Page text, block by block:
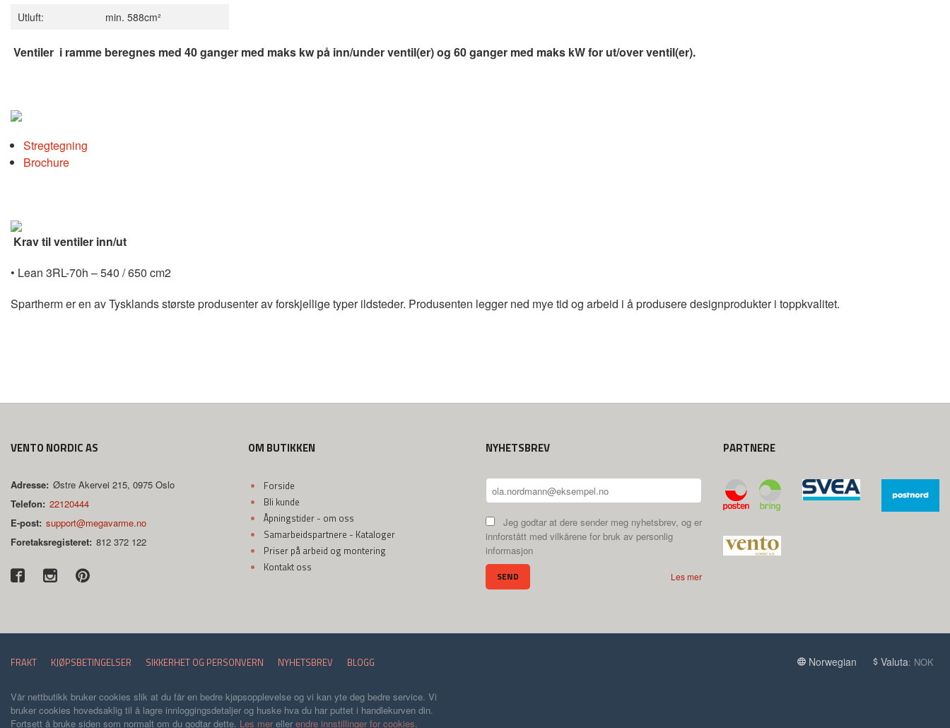
Utluft:
min. 588cm²
Ventiler i ramme beregnes med 40 ganger med maks kw på inn/under ventil(er) og 60 ganger med maks kW for ut/over ventil(er).
Stregtegning
Brochure
Krav til ventiler inn/ut
• Lean 3RL-70h – 540 / 650 cm2
Spartherm er en av Tysklands største produsenter av forskjellige typer ildsteder. Produsenten legger ned mye tid og arbeid i å produsere designprodukter i toppkvalitet.
VENTO NORDIC AS
Adresse: Østre Akervei 215, 0975 Oslo
Telefon: 22120444
E-post: support@megavarme.no
Foretaksregisteret: 812 372 122
OM BUTIKKEN
Forside
Bli kunde
Åpningstider - om oss
Samarbeidspartnere - Kataloger
Priser på arbeid og montering
Kontakt oss
NYHETSBREV
Jeg godtar at dere sender meg nyhetsbrev, og er
innforstått med vilkårene for bruk av personlig
informasjon
Les mer
PARTNERE
Norwegian Valuta: NOK
FRAKT KJØPSBETINGELSER SIKKERHET OG PERSONVERN NYHETSBREV BLOGG
Vår nettbutikk bruker cookies slik at du får en bedre kjøpsopplevelse og vi kan yte deg bedre service. Vi
bruker cookies hovedsaklig til å lagre innloggingsdetaljer og huske hva du har puttet i handlekurven din.
Fortsett å bruke siden som normalt om du godtar dette. Les mer eller endre innstillinger for cookies.